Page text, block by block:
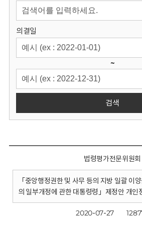
의결일
~
검색
법령평가전문위원회
「중앙행정권한 및 사무 등의 지방 일괄 이
의 일부개정에 관한 대통령령」제정안 개인
2020-07-27